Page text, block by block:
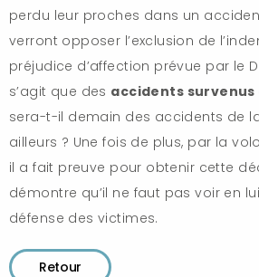
perdu leur proches dans un
verront opposer l’exclusion de
préjudice d’affection prévue par le
s’agit que des accidents survenus
sera-t-il demain des accidents de
ailleurs ? Une fois de plus, par la
il a fait preuve pour obtenir cette
démontre qu’il ne faut pas voir en
défense des victimes.
Retour